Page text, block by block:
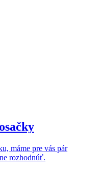
máme pre vás pár
rozhodnúť.